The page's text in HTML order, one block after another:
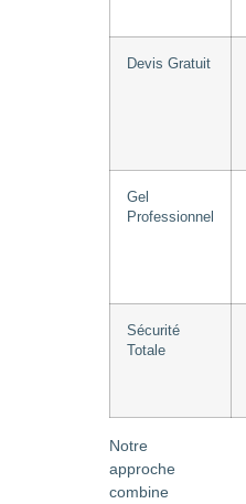
Devis Gratuit
Gel
Professionnel
Sécurité
Totale
Notre
approche
combine